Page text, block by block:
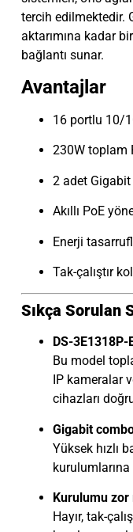
tercih edilmektedir.
aktarımına kadar
bağlantı sunar.
Avantajlar
16 portlu 10/
230W toplam
2 adet
Akıllı PoE
Enerji
Tak-çalıştır
Sıkça Sorulan
DS-
Bu model
IP kameralar
cihazları
Gigabit
Yüksek hızlı
kurulumlarına
Kurulumu zor
Hayır, tak-